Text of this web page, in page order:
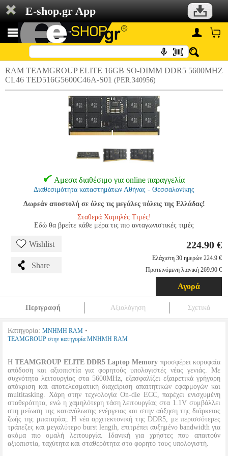
E-shop.gr App
RAM TEAMGROUP ELITE 16GB SO-DIMM DDR5 5600MHZ
CL46 TED516G5600C46A-S01 (PER.340956)
Αμεσα διαθέσιμο για online παραγγελία
Διαθεσιμότητα καταστημάτων Αθήνας - Θεσσαλονίκης
Δωρεάν αποστολή σε όλες τις μεγάλες πόλεις της Ελλάδας!
Σταθερά Χαμηλές Τιμές!
Εδώ θα βρείτε κάθε μέρα τις πιο ανταγωνιστικές τιμές
Wishlist
Share
224.90 €
Ελάχιστη 30 ημερών 224.9 €
Προτεινόμενη λιανική 269.90 €
Αγορά
Περιγραφή Αξιολόγηση Σχετικά
Κατηγορία: ΜΝΗΜΗ RAM •
TEAMGROUP στην κατηγορία ΜΝΗΜΗ RAM
ΗTEAMGROUP ELITE DDR5 Laptop Memory προσφέρει κορυφαία
απόδοση και αξιοπιστία για φορητούς υπολογιστές νέας γενιάς. Με
συχνότητα λειτουργίας στα 5600MHz, εξασφαλίζει εξαιρετικά γρήγορη
απόκριση και αποτελεσματική διαχείριση απαιτητικών εφαρμογών και
multitasking. Χάρη στην τεχνολογία On-die ECC, παρέχει ενισχυμένη
σταθερότητα, ενώ η χαμηλότερη τάση λειτουργίας στα 1.1V συμβάλλει
στη μείωση της κατανάλωσης ενέργειας και στην αύξηση της διάρκειας
ζωής της μπαταρίας. Η νέα αρχιτεκτονική της DDR5, με περισσότερες
τράπεζες και μεγαλύτερο burst length, επιτρέπει αυξημένο bandwidth για
ακόμα πιο ομαλή λειτουργία. Ιδανική για χρήστες που απαιτούν
αξιοπιστία, ταχύτητα και σταθερότητα στο φορητό τους υπολογιστή.